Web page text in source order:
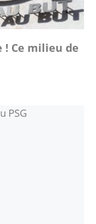
! Ce milieu de